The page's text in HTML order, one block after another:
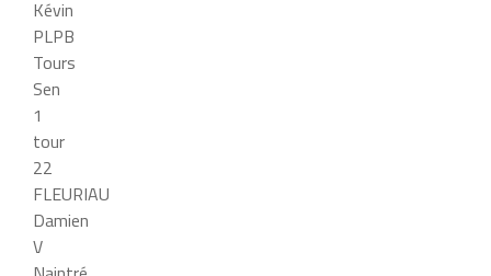
Kévin
PLPB
Tours
Sen
1
tour
22
FLEURIAU
Damien
V